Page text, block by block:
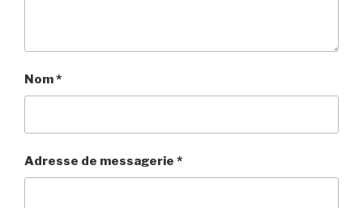
Nom*
Adresse de messagerie *